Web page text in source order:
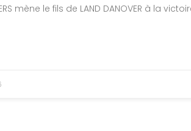
mène le fils de LAND DANOVER à la